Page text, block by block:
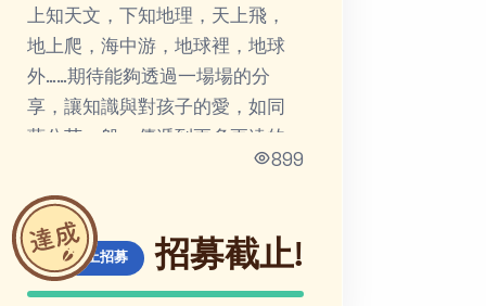
上知天文，下知地理，天上飛，
地上爬，海中游，地球裡，地球
外……期待能夠透過一場場的分
享，讓知識與對孩子的愛，如同
899
線上招募 招募截止!